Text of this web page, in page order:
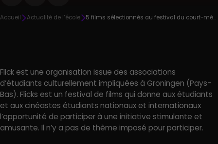
Accueil Actualité de l’école 5 films sélectionnés au festival du court-métrage étudiant Flicks
Flick est une organisation issue des associations
d’étudiants culturellement impliquées à Groningen (Pays-
Bas). Flicks est un festival de films qui donne aux étudiants
et aux cinéastes étudiants nationaux et internationaux
l’opportunité de participer à une initiative stimulante et
amusante. Il n’y a pas de thème imposé pour participer.